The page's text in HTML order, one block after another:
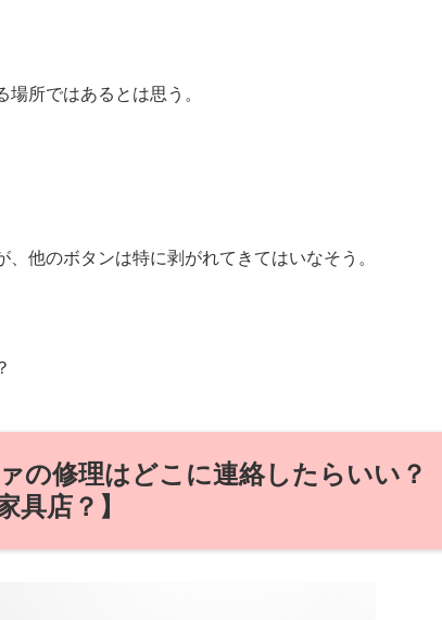
所ではあるとは思う。
他のボタンは特に剥がれてきてはいなそう。
の修理はどこに連絡したらいい？
店？】